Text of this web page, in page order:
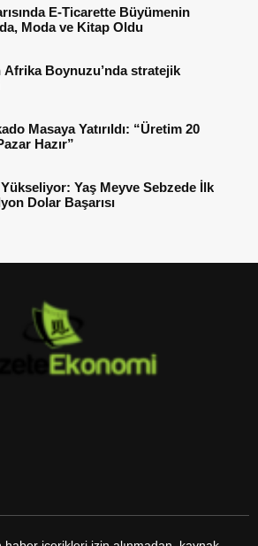
E-Ticarette Büyümenin
Moda ve Kitap Oldu
Boynuzu’nda stratejik
Masaya Yatırıldı: “Üretim 20
Hazır”
Yaş Meyve Sebzede İlk
Dolar Başarısı